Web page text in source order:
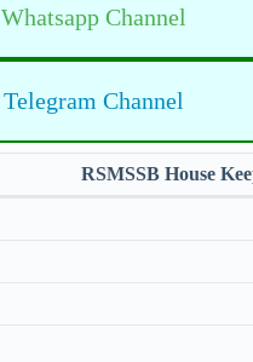
Whatsapp Channel
Telegram Channel
RSMSSB House